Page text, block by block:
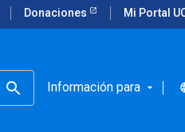
Donaciones Mi Portal
Información para arrow_drop_down